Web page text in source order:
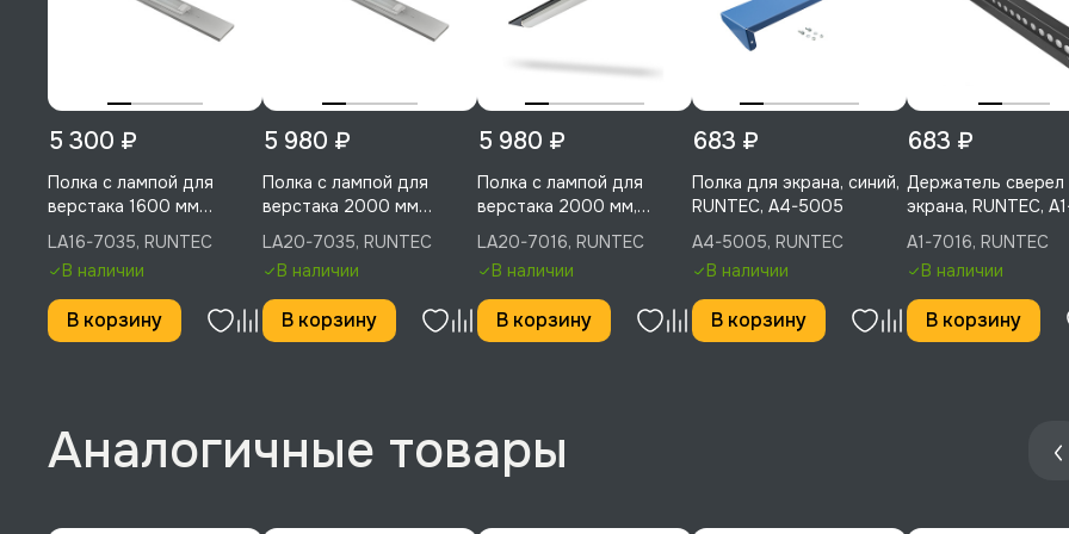
5 300 ₽
Полка с лампой для
верстака 1600 мм
(светло-серый), RUNTEC,
LA16-7035
LA16-7035, RUNTEC
В наличии
В корзину
5 980 ₽
Полка с лампой для
верстака 2000 мм
(светло-серый), RUNTEC,
LA20-7035
LA20-7035, RUNTEC
В наличии
В корзину
5 980 ₽
Полка с лампой для
верстака 2000 мм,
RUNTEC, LA20-7016
LA20-7016, RUNTEC
В наличии
В корзину
683 ₽
Полка для экрана, синий,
RUNTEC, A4-5005
A4-5005, RUNTEC
В наличии
В корзину
683 ₽
Держатель сверел
экрана, RUNTEC,
A1-7016, RUNTEC
В наличии
В корзину